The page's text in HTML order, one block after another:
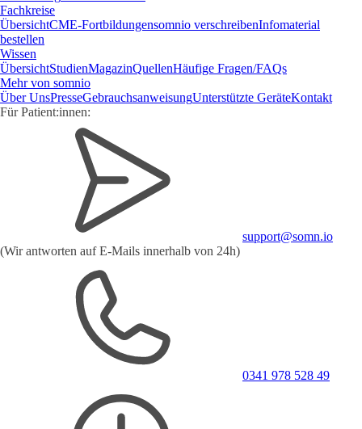
Fachkreise
ÜbersichtCME-Fortbildungensomnio verschreibenInfomaterial
bestellen
Wissen
ÜbersichtStudienMagazinQuellenHäufige Fragen/FAQs
Mehr von somnio
Über UnsPresseGebrauchsanweisungUnterstützte GeräteKontakt
Für Patient:innen:
support@somn.io
(Wir antworten aufE-Mails innerhalb von 24h)
0341 978 528 49